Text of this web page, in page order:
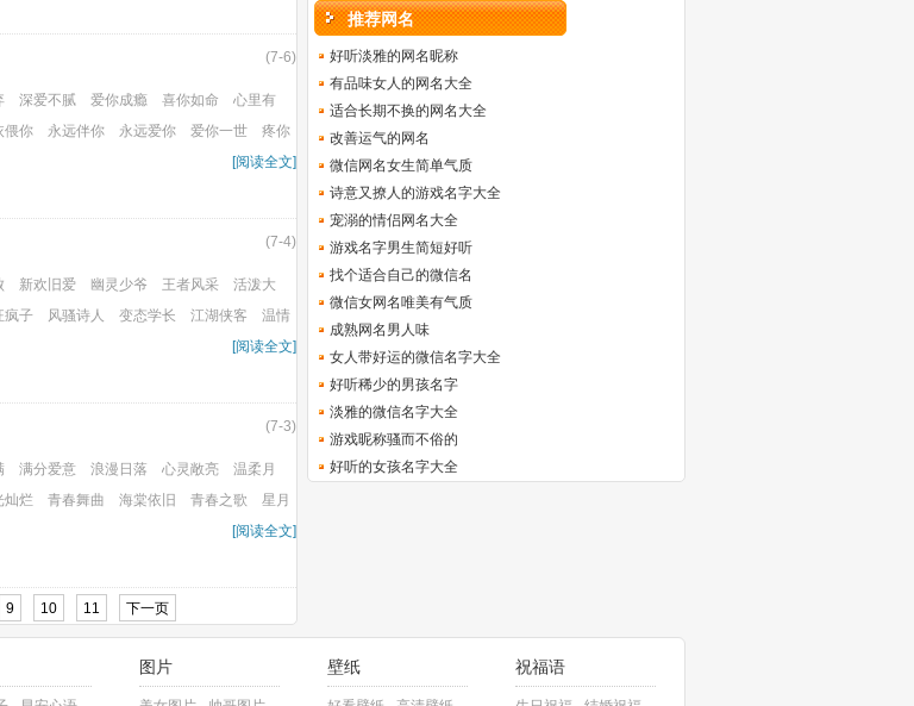
(7-6)
深爱不腻 爱你成瘾 喜你如命 心里有
你 永远伴你 永远爱你 爱你一世 疼你
[阅读全文]
(7-4)
新欢旧爱 幽灵少爷 王者风采 活泼大
子 风骚诗人 变态学长 江湖侠客 温情
[阅读全文]
(7-3)
满分爱意 浪漫日落 心灵敞亮 温柔月
烂 青春舞曲 海棠依旧 青春之歌 星月
[阅读全文]
9 10 11 下一页
推荐网名
好听淡雅的网名昵称
有品味女人的网名大全
适合长期不换的网名大全
改善运气的网名
微信网名女生简单气质
诗意又撩人的游戏名字大全
宠溺的情侣网名大全
游戏名字男生简短好听
找个适合自己的微信名
微信女网名唯美有气质
成熟网名男人味
女人带好运的微信名字大全
好听稀少的男孩名字
淡雅的微信名字大全
游戏昵称骚而不俗的
好听的女孩名字大全
图片 壁纸 祝福语